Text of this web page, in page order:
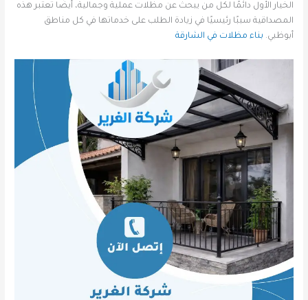
الخيار الأول دائمًا لكل من يبحث عن مظلات عملية وجمالية، أيضًا تعتبر هذه
المصداقية سببًا رئيسيًا في زيادة الطلب على خدماتها في كل مناطق
أبوظبي. بناء مظلات في الشارقة